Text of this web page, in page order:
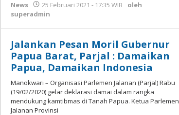
News 25 Februari 2021 - 17:35 WIB
oleh
superadmin
Jalankan Pesan Moril Gubernur
Papua Barat, Parjal : Damaikan
Papua, Damaikan Indonesia
Manokwari – Organisasi Parlemen Jalanan (Parjal) Rabu
(19/02/2020) gelar deklarasi damai dalam rangka
mendukung kamtibmas di Tanah Papua. Ketua Parlemen
Jalanan Provinsi